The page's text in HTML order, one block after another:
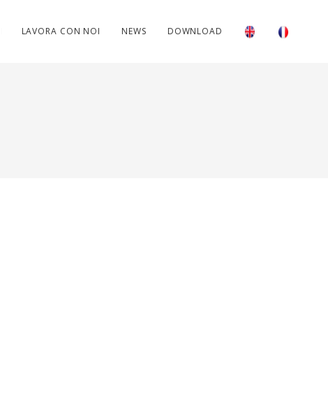
LAVORA CON NOI NEWS DOWNLOAD